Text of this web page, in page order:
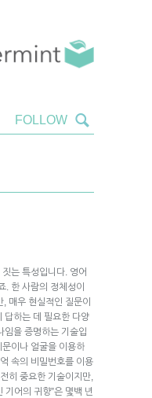
는 특성입니다. 영어
. 한 사람의 정체성이
매우 현실적인 질문이
답하는 데 필요한 다양
임을 증명하는 기술입
이나 얼굴을 이용하
속의 비밀번호를 이용
히 중요한 기술이지만,
기어의 귀향”은 몇백 년